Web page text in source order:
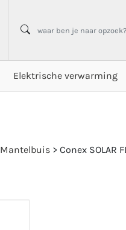
Elektrische verwarming
Mantelbuis > Conex SOLAR